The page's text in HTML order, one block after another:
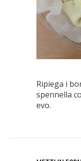
Ripiega i
spennella
evo.